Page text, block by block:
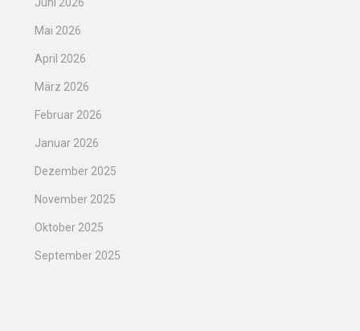
Mai 2026
April 2026
März 2026
Februar 2026
Januar 2026
Dezember 2025
November 2025
Oktober 2025
September 2025